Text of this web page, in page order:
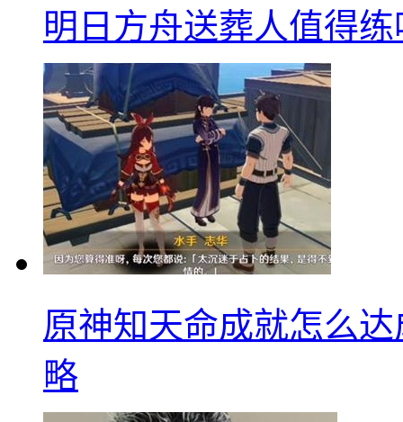
明日方舟送葬人值得
原神知天命成就怎么
略